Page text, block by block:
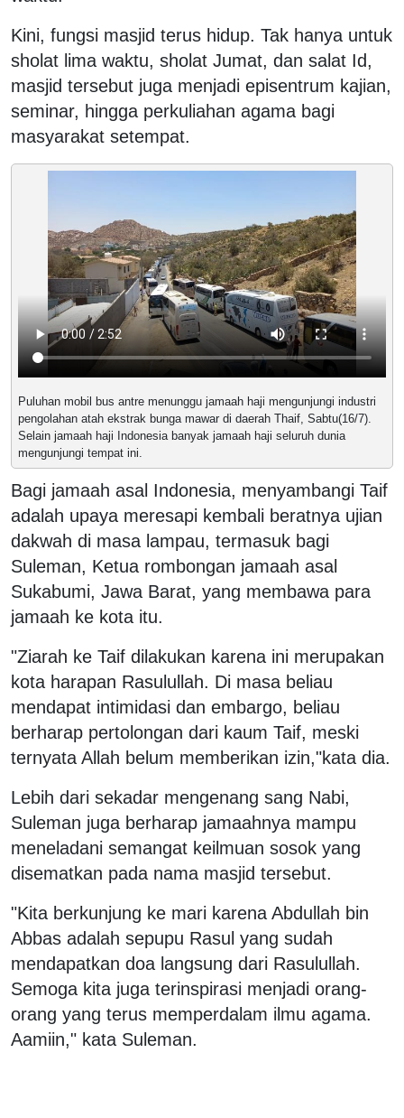
Kini, fungsi masjid terus hidup. Tak hanya untuk
sholat lima waktu, sholat Jumat, dan salat Id,
masjid tersebut juga menjadi episentrum kajian,
seminar, hingga perkuliahan agama bagi
masyarakat setempat.
Puluhan mobil bus antre menunggu jamaah haji mengunjungi industri
pengolahan atah ekstrak bunga mawar di daerah Thaif, Sabtu(16/7).
Selain jamaah haji Indonesia banyak jamaah haji seluruh dunia
mengunjungi tempat ini.
Bagi jamaah asal Indonesia, menyambangi Taif
adalah upaya meresapi kembali beratnya ujian
dakwah di masa lampau, termasuk bagi
Suleman, Ketua rombongan jamaah asal
Sukabumi, Jawa Barat, yang membawa para
jamaah ke kota itu.
"Ziarah ke Taif dilakukan karena ini merupakan
kota harapan Rasulullah. Di masa beliau
mendapat intimidasi dan embargo, beliau
berharap pertolongan dari kaum Taif, meski
ternyata Allah belum memberikan izin,"kata dia.
Lebih dari sekadar mengenang sang Nabi,
Suleman juga berharap jamaahnya mampu
meneladani semangat keilmuan sosok yang
disematkan pada nama masjid tersebut.
"Kita berkunjung ke mari karena Abdullah bin
Abbas adalah sepupu Rasul yang sudah
mendapatkan doa langsung dari Rasulullah.
Semoga kita juga terinspirasi menjadi orang-
orang yang terus memperdalam ilmu agama.
Aamiin," kata Suleman.